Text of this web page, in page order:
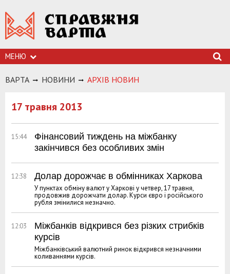
МЕНЮ
ВАРТА НОВИНИ АРХIВ НОВИН
17 травня 2013
15:44
Фінансовий тиждень на міжбанку
закінчився без особливих змін
12:38 Долар дорожчає в обмінниках Харкова
У пунктах обміну валют у Харкові у четвер, 17 травня,
продовжив дорожчати долар. Курси євро і російського
рубля змінилися незначно.
12:03
Міжбанків відкрився без різких стрибків
курсів
Міжбанківський валютний ринок відкрився незначними
коливаннями курсів.